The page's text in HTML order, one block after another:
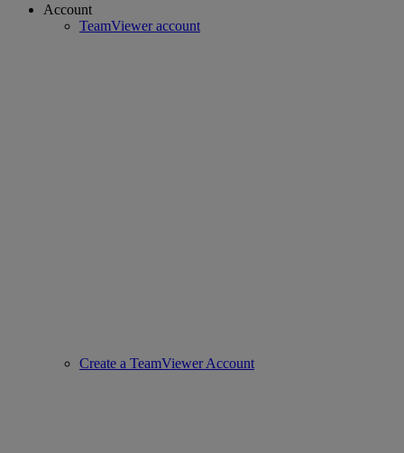
Account
TeamViewer account
Create a TeamViewer Account